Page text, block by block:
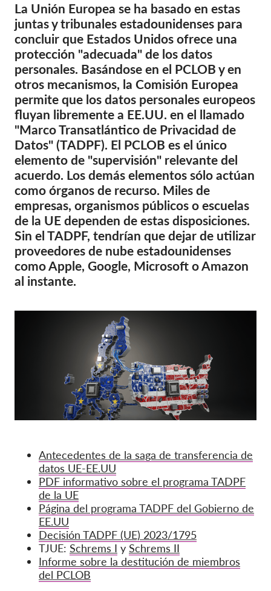
La Unión Europea se ha basado en estas
juntas y tribunales estadounidenses para
concluir que Estados Unidos ofrece una
protección "adecuada" de los datos
personales. Basándose en el PCLOB y en
otros mecanismos, la Comisión Europea
permite que los datos personales europeos
fluyan libremente a EE.UU. en el llamado
"Marco Transatlántico de Privacidad de
Datos" (TADPF). El PCLOB es el único
elemento de "supervisión" relevante del
acuerdo. Los demás elementos sólo actúan
como órganos de recurso. Miles de
empresas, organismos públicos o escuelas
de la UE dependen de estas disposiciones.
Sin el TADPF, tendrían que dejar de utilizar
proveedores de nube estadounidenses
como Apple, Google, Microsoft o Amazon
al instante.
Antecedentes de la saga de transferencia de
datos UE-EE.UU
PDF informativo sobre el programa TADPF
de la UE
Página del programa TADPF del Gobierno de
EE.UU
Decisión TADPF (UE) 2023/1795
TJUE: Schrems I y Schrems II
Informe sobre la destitución de miembros
del PCLOB